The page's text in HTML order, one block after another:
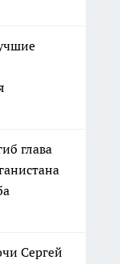
глава
Сергей